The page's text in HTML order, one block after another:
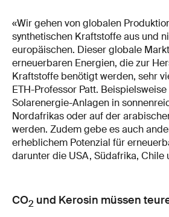
«Wir gehen von globalen
synthetischen Kraftstoffe aus und
europäischen. Dieser globale
erneuerbaren Energien, die zur
Kraftstoffe benötigt werden, sehr
ETH-Professor Patt.
Solarenergie-Anlagen in
Nordafrikas oder auf der
werden. Zudem gebe es auch
erheblichem Potenzial für
darunter die USA, Südafrika, Chile
CO2 und Kerosin müssen